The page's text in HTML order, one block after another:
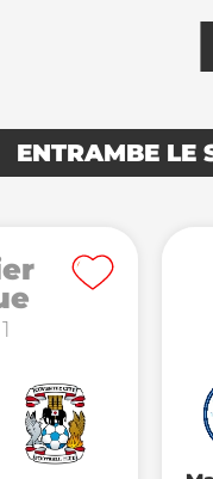
ENTRAMBE LE